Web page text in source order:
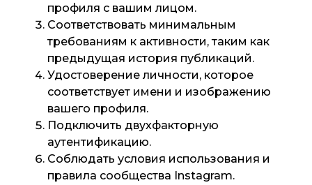
профиля с вашим лицом.
Соответствовать минимальным
требованиям к активности, таким как
предыдущая история публикаций.
Удостоверение личности, которое
соответствует имени и изображению
вашего профиля.
Подключить двухфакторную
аутентификацию.
Соблюдать условия использования и
правила сообщества Instagram.